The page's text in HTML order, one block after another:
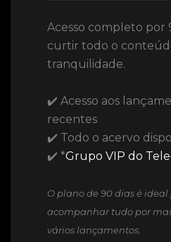
Acesso completo por
curtir todo o
tranquilidade.
✔️ Acesso aos
recentes
✔️ Todo o acervo
✔️ *Grupo VIP do
O plano de 90 dias é
acompanhar tudo por
vários lançamentos.